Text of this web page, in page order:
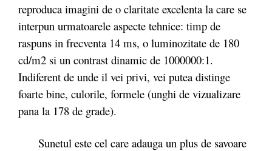
reproduca imagini de o claritate excelenta la care se
interpun urmatoarele aspecte tehnice: timp de
raspuns in frecventa 14 ms, o luminozitate de 180
cd/m2 si un contrast dinamic de 1000000:1.
Indiferent de unde il vei privi, vei putea distinge
foarte bine, culorile, formele (unghi de vizualizare
pana la 178 de grade).
Sunetul este cel care adauga un plus de savoare